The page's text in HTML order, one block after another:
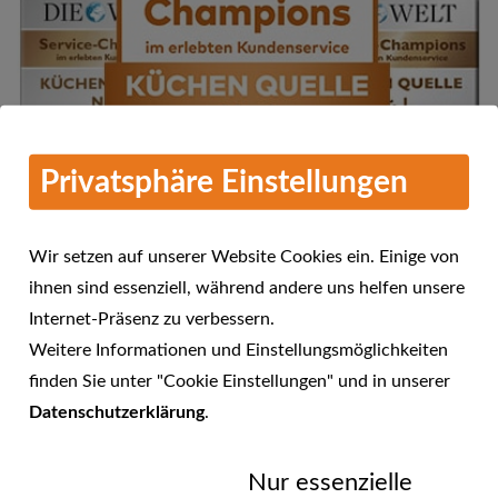
Mehr Informationen
KÜCHEN QUELLE - Service-
Champions 2016 im erlebten
Privatsphäre Einstellungen
Wir setzen auf unserer Website Cookies ein. Einige von
ihnen sind essenziell, während andere uns helfen unsere
Internet-Präsenz zu verbessern.
Weitere Informationen und Einstellungsmöglichkeiten
finden Sie unter "Cookie Einstellungen" und in unserer
Datenschutzerklärung.
Nur essenzielle